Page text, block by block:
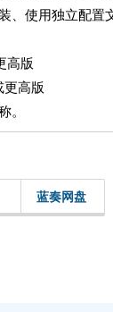
、使用独立配置
高版
更高版
。
蓝奏网盘